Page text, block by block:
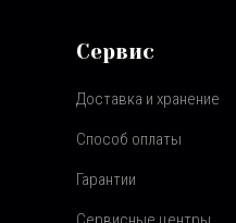
Сервис
Доставка и хранение
Способ оплаты
Гарантии